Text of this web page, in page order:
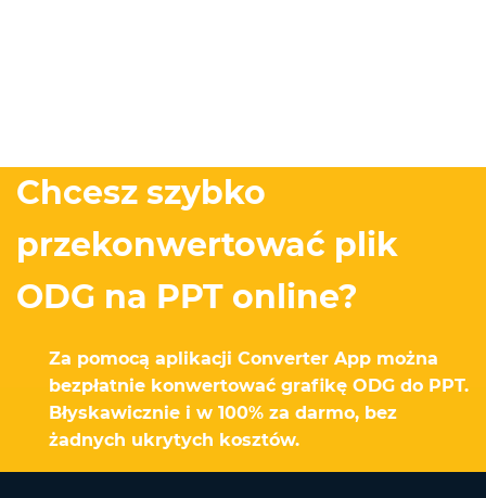
Chcesz szybko
przekonwertować plik
ODG na PPT online?
Za pomocą aplikacji Converter App można
bezpłatnie konwertować grafikę ODG do PPT.
Błyskawicznie i w 100% za darmo, bez
żadnych ukrytych kosztów.